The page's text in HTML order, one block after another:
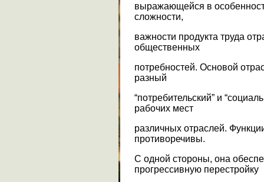
выражающейся в
сложности,
важности продукта труда
общественных
потребностей. Основой
разный
“потребительский” и
рабочих мест
различных отраслей.
противоречивы.
С одной стороны, она
прогрессивную перестройку